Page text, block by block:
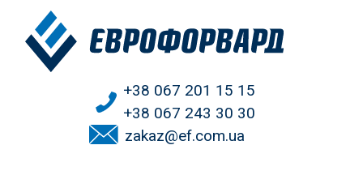
+38 067 201 15 15
+38 067 243 30 30
zakaz@ef.com.ua